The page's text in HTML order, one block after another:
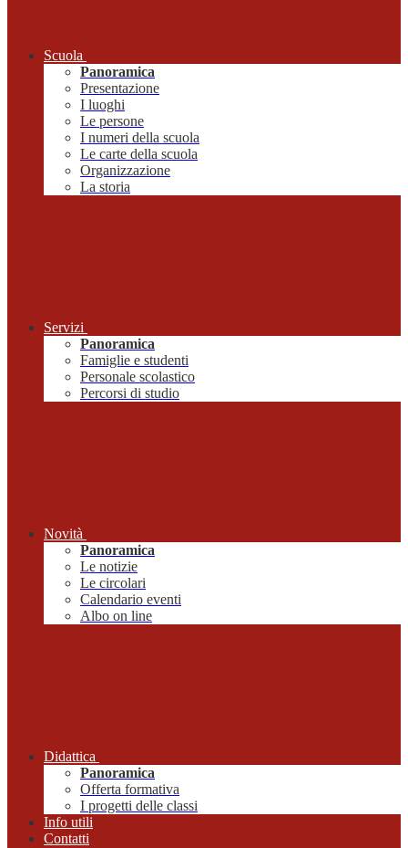
Scuola
Panoramica
Presentazione
I luoghi
Le persone
I numeri della scuola
Le carte della scuola
Organizzazione
La storia
Servizi
Panoramica
Famiglie e studenti
Personale scolastico
Percorsi di studio
Novità
Panoramica
Le notizie
Le circolari
Calendario eventi
Albo on line
Didattica
Panoramica
Offerta formativa
I progetti delle classi
Info utili
Contatti